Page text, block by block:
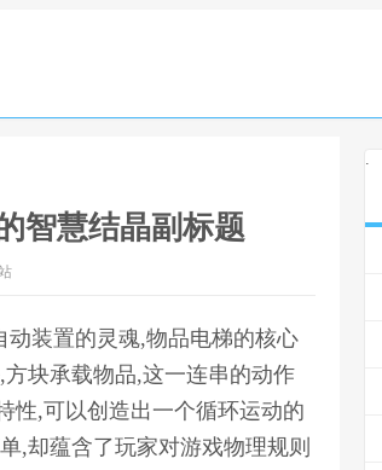
智慧结晶副标题
装置的灵魂,物品电梯的核心
块承载物品,这一连串的动作
性,可以创造出一个循环运动的
,却蕴含了玩家对游戏物理规则
.